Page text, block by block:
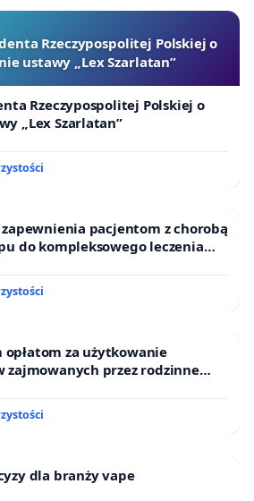
Rzeczypospolitej Polskiej o
ustawy „Lex Szarlatan”
Rzeczypospolitej Polskiej o
„Lex Szarlatan”
pacjentom z chorobą
do kompleksowego leczenia
opłatom za użytkowanie
zajmowanych przez rodzinne
dla branży vape